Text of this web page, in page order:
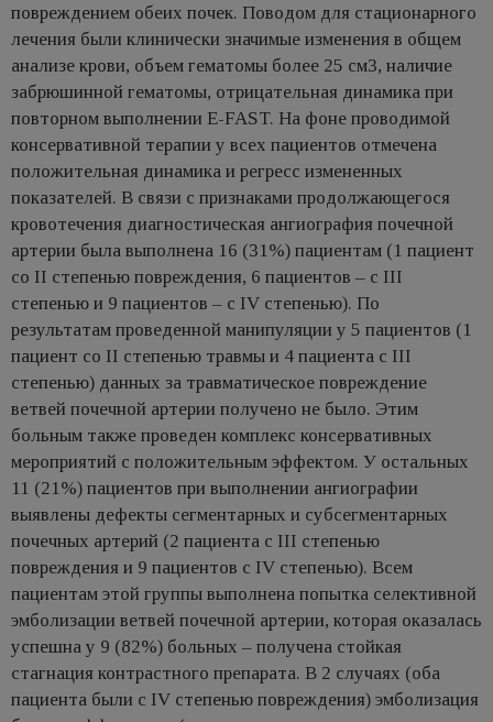
повреждением обеих почек. Поводом для стационарного
лечения были клинически значимые изменения в общем
анализе крови, объем гематомы более 25 см3, наличие
забрюшинной гематомы, отрицательная динамика при
повторном выполнении E-FAST. На фоне проводимой
консервативной терапии у всех пациентов отмечена
положительная динамика и регресс измененных
показателей. В связи с признаками продолжающегося
кровотечения диагностическая ангиография почечной
артерии была выполнена 16 (31%) пациентам (1 пациент
со II степенью повреждения, 6 пациентов – с III
степенью и 9 пациентов – с IV степенью). По
результатам проведенной манипуляции у 5 пациентов (1
пациент со II степенью травмы и 4 пациента с III
степенью) данных за травматическое повреждение
ветвей почечной артерии получено не было. Этим
больным также проведен комплекс консервативных
мероприятий с положительным эффектом. У остальных
11 (21%) пациентов при выполнении ангиографии
выявлены дефекты сегментарных и субсегментарных
почечных артерий (2 пациента с III степенью
повреждения и 9 пациентов с IV степенью). Всем
пациентам этой группы выполнена попытка селективной
эмболизации ветвей почечной артерии, которая оказалась
успешна у 9 (82%) больных – получена стойкая
стагнация контрастного препарата. В 2 случаях (оба
пациента были с IV степенью повреждения) эмболизация